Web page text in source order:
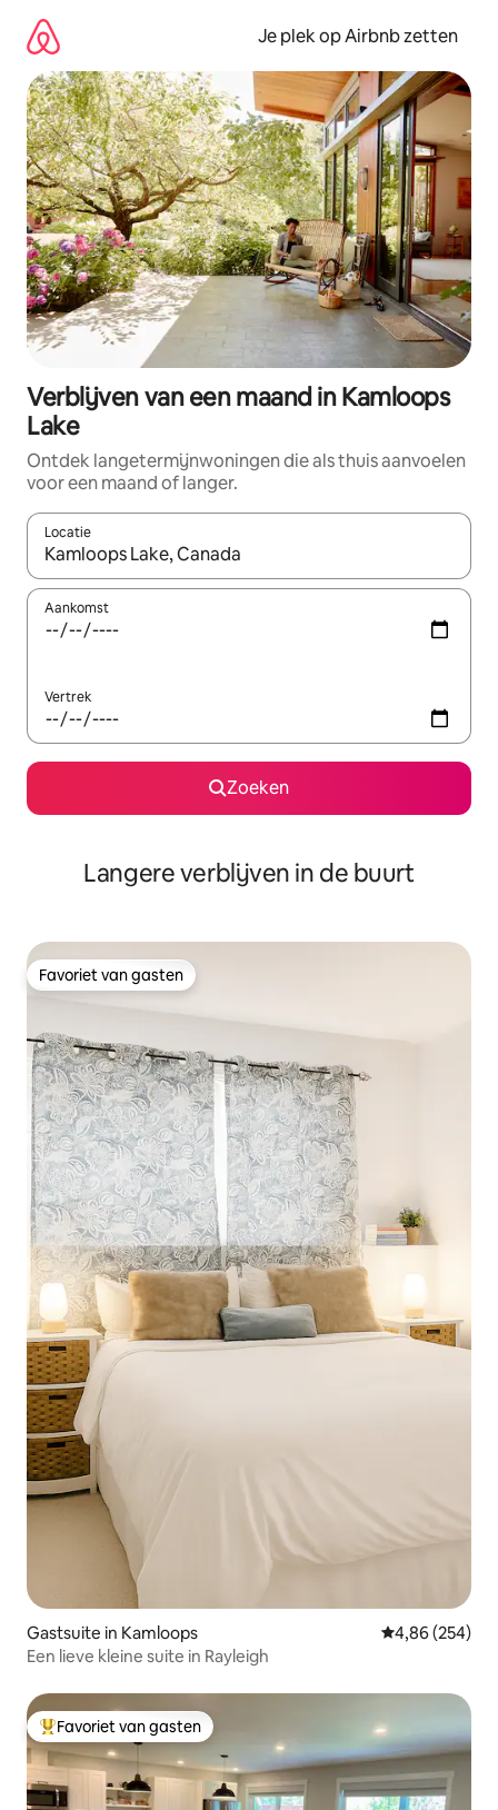
direct
naar
inhoud
Je plek op Airbnb zetten
Verblijven van een maand in Kamloops
Lake
Ontdek langetermijnwoningen die als thuis aanvoelen
voor een maand of langer.
Locatie
Wanneer er resultaten beschikbaar zijn, maak je een keuze
Aankomst
Vertrek
Zoeken
Langere verblijven in de buurt
Favoriet van gasten
Favoriet van gasten
Gastsuite in Kamloops Gemiddelde
4,86 (254)
Een lieve kleine suite in Rayleigh
Topfavoriet van gasten
Favoriet van gasten